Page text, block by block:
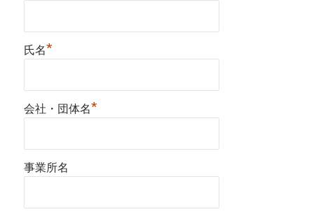
氏名*
会社・団体名*
事業所名